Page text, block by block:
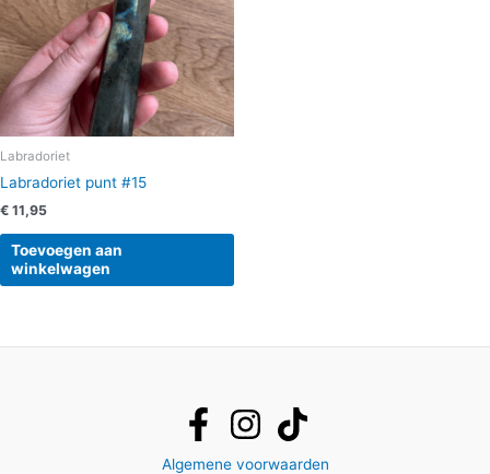
Labradoriet
Labradoriet punt #15
€ 11,95
Toevoegen aan
winkelwagen
Algemene voorwaarden